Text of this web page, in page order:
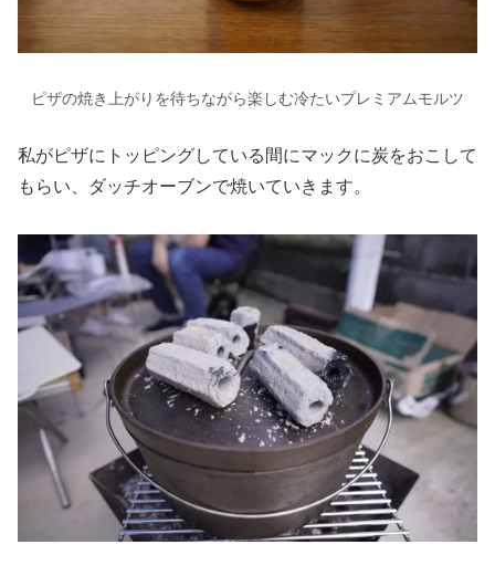
ピザの焼き上がりを待ちながら楽しむ冷たいプレミアムモルツ
私がピザにトッピングしている間にマックに炭をおこして
もらい、ダッチオーブンで焼いていきます。